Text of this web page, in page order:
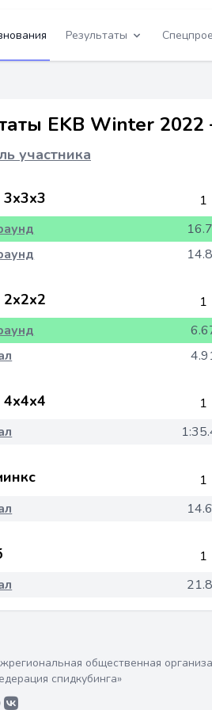
Результаты
EKB Winter
участника
3x3x3 1
2x2x2 1
4x4x4 1
1
1
общественная
спидкубинга»